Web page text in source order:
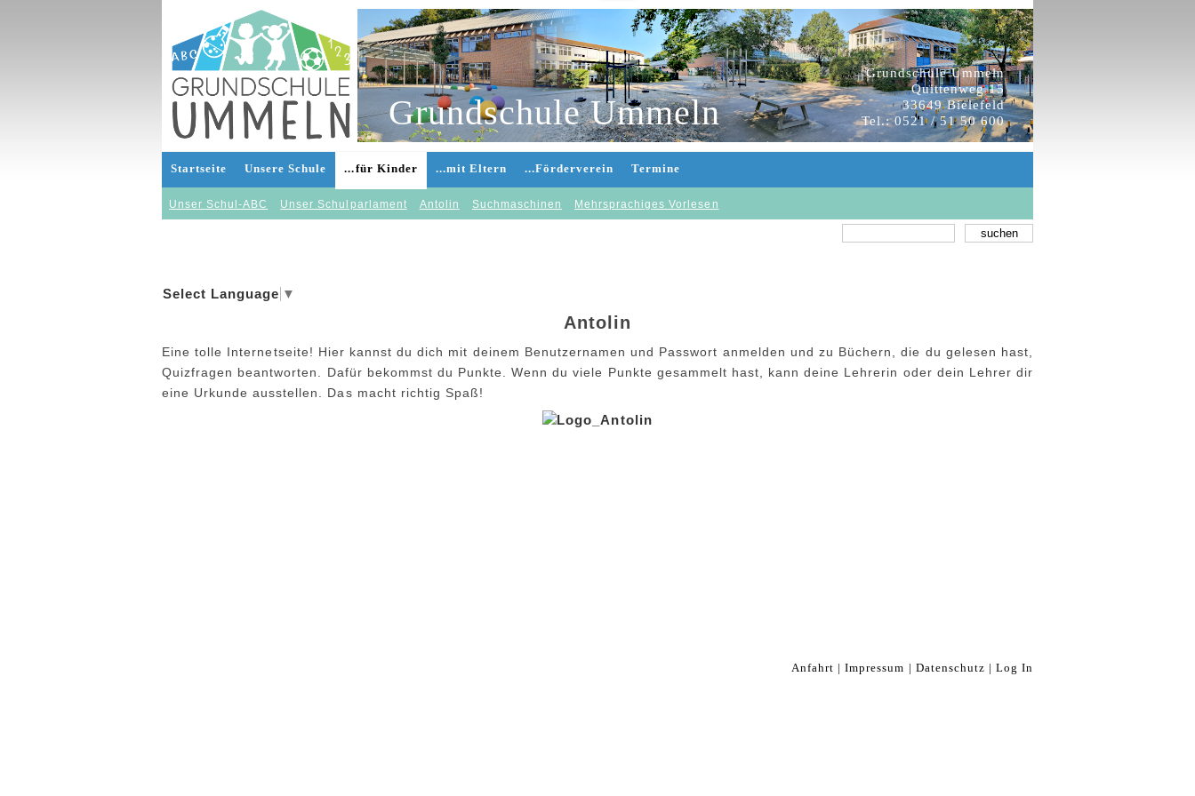
Grundschule Ummeln
Grundschule Ummeln
Quittenweg 15
33649 Bielefeld
Tel.: 0521 / 51 50 600
Startseite Unsere Schule ...für Kinder ...mit Eltern ...Förderverein Termine
Unser Schul-ABC Unser Schulparlament Antolin Suchmaschinen Mehrsprachiges Vorlesen
Select Language ▼
Antolin
Eine tolle Internetseite! Hier kannst du dich mit deinem Benutzernamen und Passwort anmelden und zu Büchern, die du gelesen hast,
Quizfragen beantworten. Dafür bekommst du Punkte. Wenn du viele Punkte gesammelt hast, kann deine Lehrerin oder dein Lehrer dir
eine Urkunde ausstellen. Das macht richtig Spaß!
Anfahrt |Impressum | Datenschutz | Log In